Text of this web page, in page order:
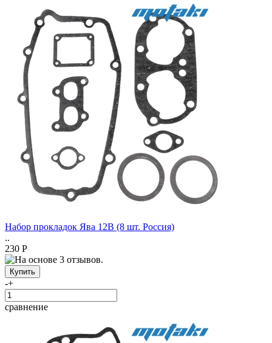
Набор прокладок Ява 12В (8 шт. Россия)
..
230 Р
-+
сравнение